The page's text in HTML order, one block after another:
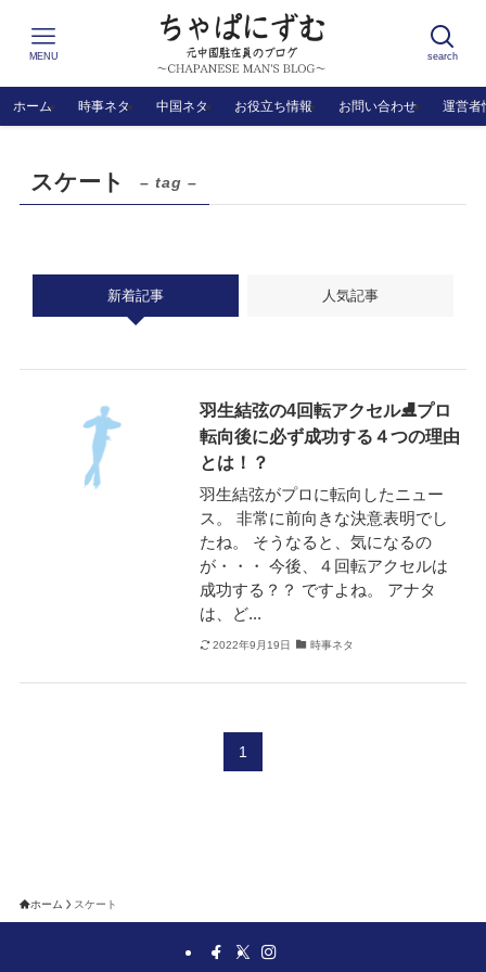
search
MENU
ホーム 時事ネタ 中国ネタ お役立ち情報 お問い合わせ 運営者
スケート – tag –
新着記事 人気記事
羽生結弦の4回転アクセル⛸プロ
転向後に必ず成功する４つの理由
とは！？
羽生結弦がプロに転向したニュー
ス。 非常に前向きな決意表明でし
たね。 そうなると、気になるの
が・・・ 今後、４回転アクセルは
成功する？？ ですよね。 アナタ
は、ど...
2022年9月19日 時事ネタ
1
ホーム スケート